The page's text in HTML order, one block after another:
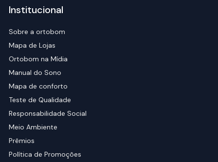
Institucional
Sobre a ortobom
Mapa de Lojas
Ortobom na Mídia
Manual do Sono
Mapa de conforto
Teste de Qualidade
Responsabilidade Social
Meio Ambiente
Prêmios
Política de Promoções